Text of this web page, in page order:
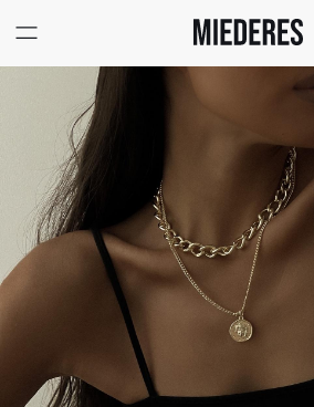
Меню